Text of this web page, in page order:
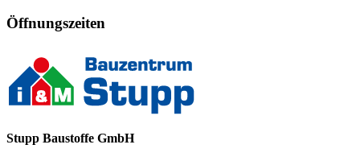
Öffnungszeiten
Stupp Baustoffe GmbH